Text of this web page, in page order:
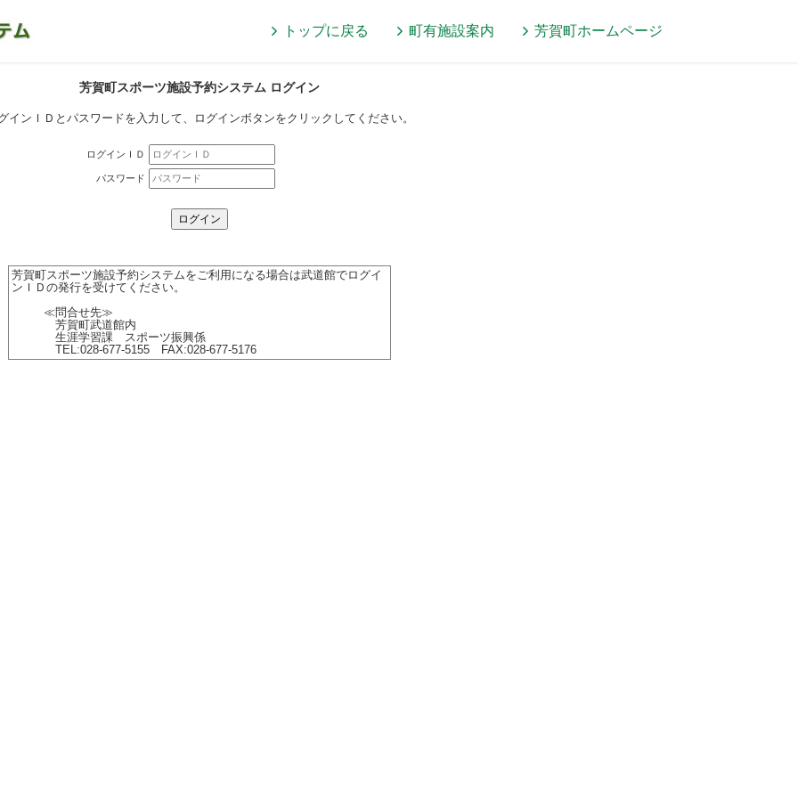
トップに戻る 町有施設案内 芳賀町ホームページ
芳賀町スポーツ施設予約システム ログイン
インＩＤとパスワードを入力して、ログインボタンをクリックしてください。
ログインＩＤ
パスワード
芳賀町スポーツ施設予約システムをご利用になる場合は武道館でログイ
ンＩＤの発行を受けてください。
≪問合せ先≫
芳賀町武道館内
生涯学習課 スポーツ振興係
TEL:028-677-5155 FAX:028-677-5176